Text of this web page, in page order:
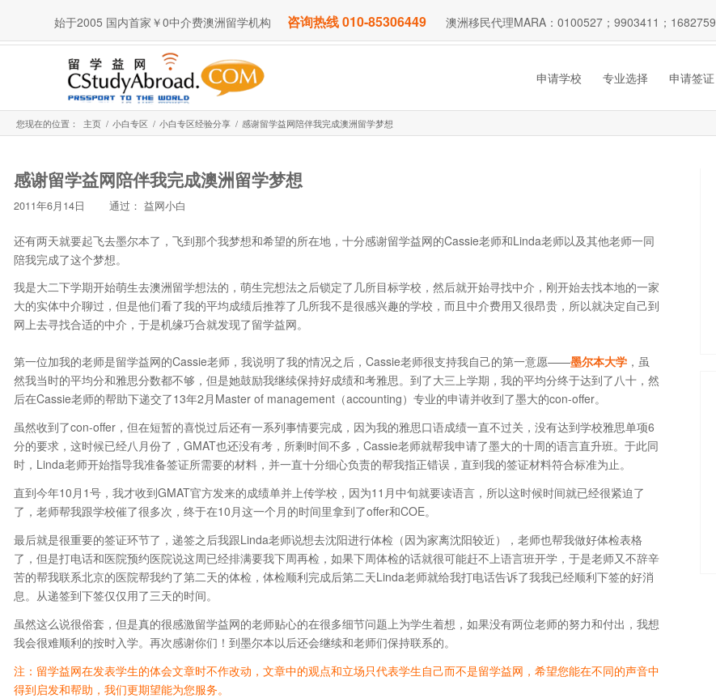
始于2005 国内首家￥0中介费澳洲留学机构 咨询热线 010-85306449 澳洲移民代理MARA：0100527；9903411；1682759
申请学校 专业选择 申请签证
您现在的位置： 主页 / 小白专区 / 小白专区经验分享 / 感谢留学益网陪伴我完成澳洲留学梦想
感谢留学益网陪伴我完成澳洲留学梦想
2011年6月14日 通过： 益网小白
还有两天就要起飞去墨尔本了，飞到那个我梦想和希望的所在地，十分感谢留学益网的Cassie老师和Linda老师以及其他老师一同
陪我完成了这个梦想。
我是大二下学期开始萌生去澳洲留学想法的，萌生完想法之后锁定了几所目标学校，然后就开始寻找中介，刚开始去找本地的一家
大的实体中介聊过，但是他们看了我的平均成绩后推荐了几所我不是很感兴趣的学校，而且中介费用又很昂贵，所以就决定自己到
网上去寻找合适的中介，于是机缘巧合就发现了留学益网。
第一位加我的老师是留学益网的Cassie老师，我说明了我的情况之后，Cassie老师很支持我自己的第一意愿——墨尔本大学 ，虽
然我当时的平均分和雅思分数都不够，但是她鼓励我继续保持好成绩和考雅思。到了大三上学期，我的平均分终于达到了八十，然
后在Cassie老师的帮助下递交了13年2月Master of management（accounting）专业的申请并收到了墨大的con-offer。
虽然收到了con-offer，但在短暂的喜悦过后还有一系列事情要完成，因为我的雅思口语成绩一直不过关，没有达到学校雅思单项6
分的要求，这时候已经八月份了，GMAT也还没有考，所剩时间不多，Cassie老师就帮我申请了墨大的十周的语言直升班。于此同
时，Linda老师开始指导我准备签证所需要的材料，并一直十分细心负责的帮我指正错误，直到我的签证材料符合标准为止。
直到今年10月1号，我才收到GMAT官方发来的成绩单并上传学校，因为11月中旬就要读语言，所以这时候时间就已经很紧迫了
了，老师帮我跟学校催了很多次，终于在10月这一个月的时间里拿到了offer和COE。
最后就是很重要的签证环节了，递签之后我跟Linda老师说想去沈阳进行体检（因为家离沈阳较近），老师也帮我做好体检表格
了，但是打电话和医院预约医院说这周已经排满要我下周再检，如果下周体检的话就很可能赶不上语言班开学，于是老师又不辞辛
苦的帮我联系北京的医院帮我约了第二天的体检，体检顺利完成后第二天Linda老师就给我打电话告诉了我我已经顺利下签的好消
息。从递签到下签仅仅用了三天的时间。
虽然这么说很俗套，但是真的很感激留学益网的老师贴心的在很多细节问题上为学生着想，如果没有两位老师的努力和付出，我想
我会很难顺利的按时入学。再次感谢你们！到墨尔本以后还会继续和老师们保持联系的。
注：留学益网在发表学生的体会文章时不作改动，文章中的观点和立场只代表学生自己而不是留学益网，希望您能在不同的声音中
得到启发和帮助，我们更期望能为您服务。